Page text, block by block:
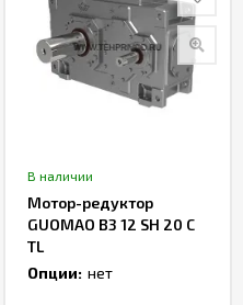
В наличии
Мотор-редуктор
GUOMAO B3 12 SH 20 C
TL
Опции: нет